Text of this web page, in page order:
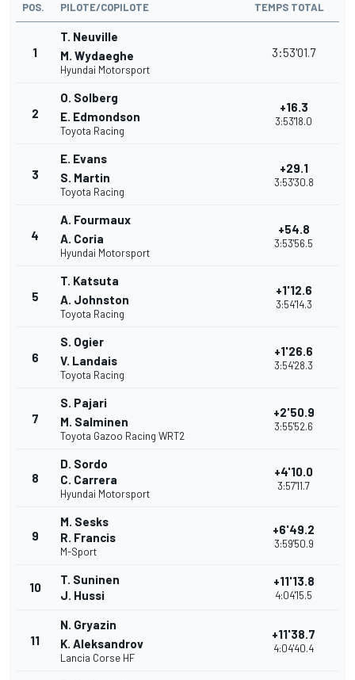
POS. PILOTE/COPILOTE TEMPS TOTAL
1
T. Neuville
M. Wydaeghe
Hyundai Motorsport
3:53'01.7
2
O. Solberg
E. Edmondson
Toyota Racing
+16.3
3:53'18.0
3
E. Evans
S. Martin
Toyota Racing
+29.1
3:53'30.8
4
A. Fourmaux
A. Coria
Hyundai Motorsport
+54.8
3:53'56.5
5
T. Katsuta
A. Johnston
Toyota Racing
+1'12.6
3:54'14.3
6
S. Ogier
V. Landais
Toyota Racing
+1'26.6
3:54'28.3
7
S. Pajari
M. Salminen
Toyota Gazoo Racing WRT2
+2'50.9
3:55'52.6
8
D. Sordo
C. Carrera
Hyundai Motorsport
+4'10.0
3:57'11.7
9
M. Sesks
R. Francis
M-Sport
+6'49.2
3:59'50.9
10
T. Suninen
J. Hussi
+11'13.8
4:04'15.5
11
N. Gryazin
K. Aleksandrov
Lancia Corse HF
+11'38.7
4:04'40.4